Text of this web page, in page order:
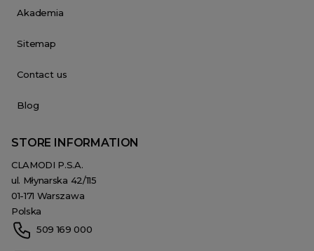
Akademia
Sitemap
Contact us
Blog
STORE INFORMATION
CLAMODI P.S.A.
ul. Młynarska 42/115
01-171 Warszawa
Polska
509 169 000